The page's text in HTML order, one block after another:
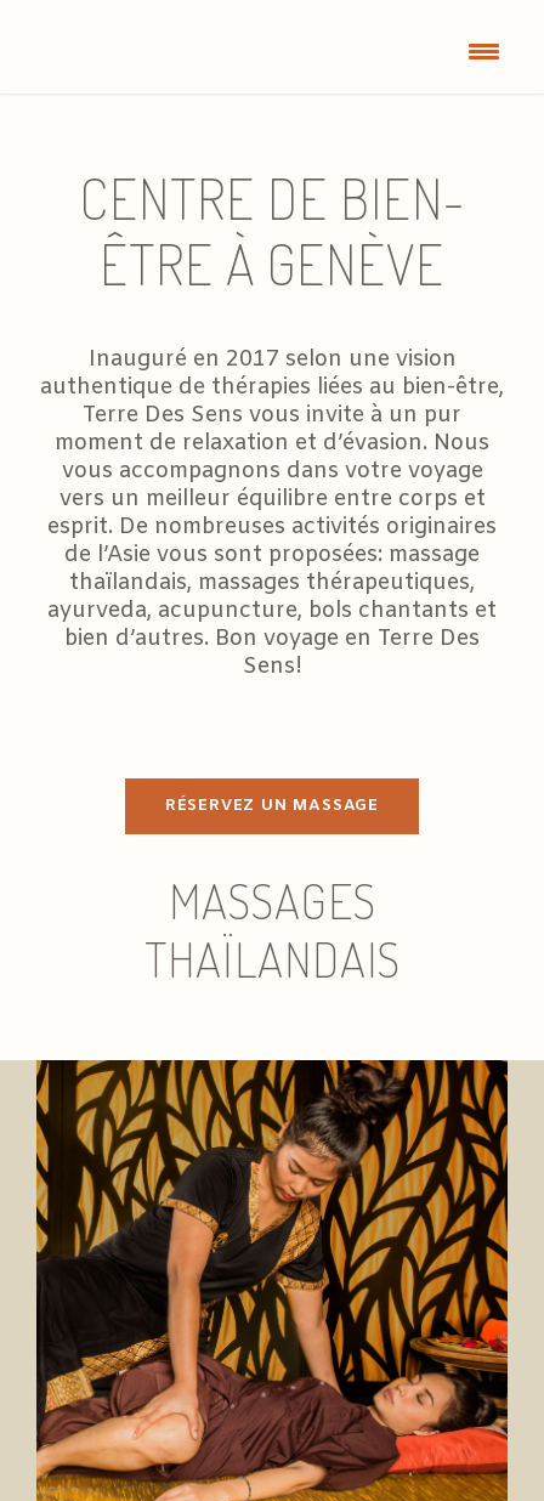
CENTRE DE BIEN-
ÊTRE À GENÈVE
Inauguré en 2017 selon une vision
authentique de thérapies liées au bien-être,
Terre Des Sens vous invite à un pur
moment de relaxation et d’évasion. Nous
vous accompagnons dans votre voyage
vers un meilleur équilibre entre corps et
esprit. De nombreuses activités originaires
de l’Asie vous sont proposées: massage
thaïlandais, massages thérapeutiques,
ayurveda, acupuncture, bols chantants et
bien d’autres. Bon voyage en Terre Des
Sens!
RÉSERVEZ UN MASSAGE
MASSAGES
THAÏLANDAIS